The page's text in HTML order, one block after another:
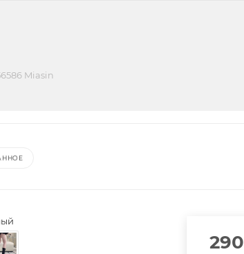
Miasin
290